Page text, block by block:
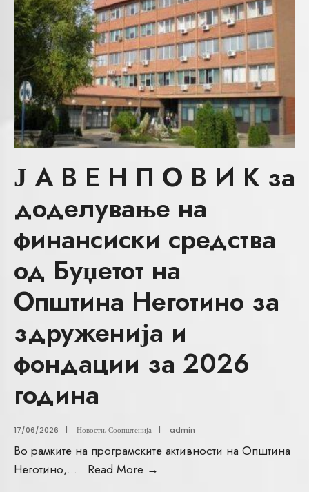
Ј А В Е Н П О В И К за
доделување на
финансиски средства
од Буџетот на
Општина Неготино за
здруженија и
фондации за 2026
година
17/06/2026 | Новости,Соопштенија | admin
Во рамките на програмските активности на Општина
Неготино,... Read More →